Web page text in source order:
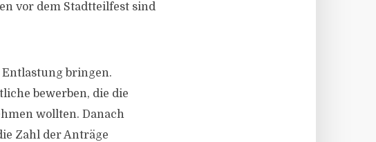
vor dem Stadtteilfest sind
bringen.
bewerben, die die
wollten. Danach
Zahl der Anträge